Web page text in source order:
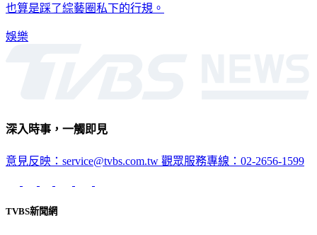
也算是踩了綜藝圈私下的行規。
娛樂
深入時事，一觸即見
意見反映：service@tvbs.com.tw 觀眾服務專線：02-2656-1599
TVBS新聞網